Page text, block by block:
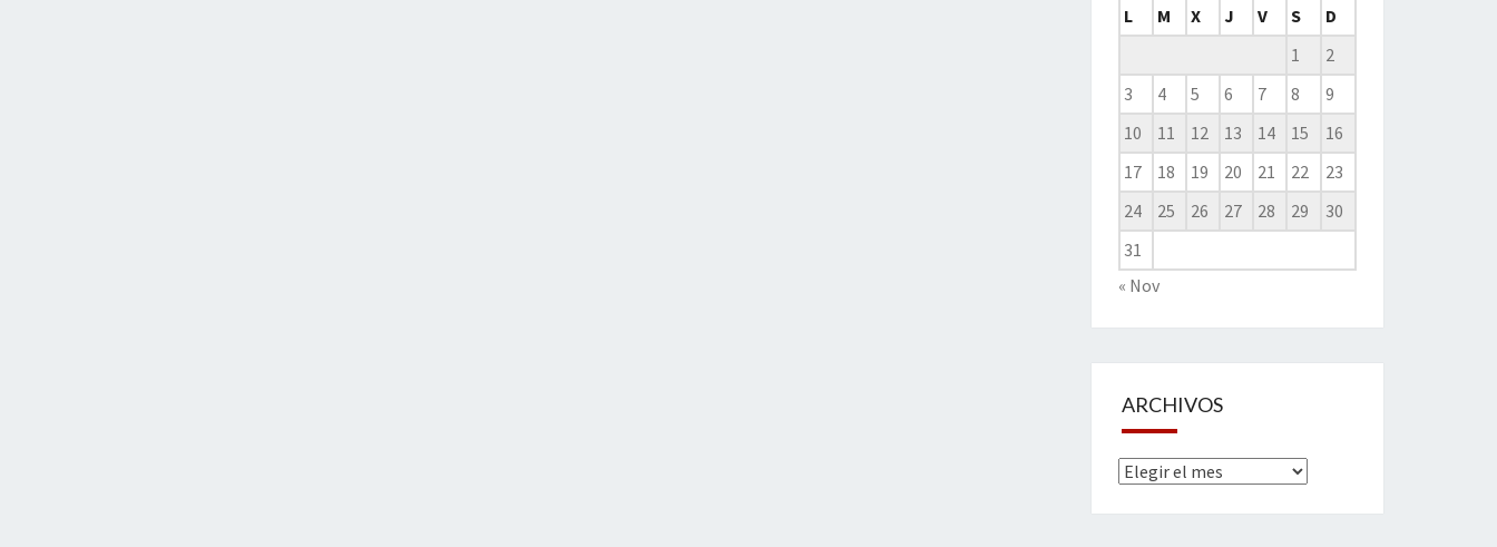
L
M X J V S
D
1
2
3
4 5 6 7 8
9
10
11 12 13 14 15
16
17
18 19 20 21 22
23
24
25 26 27 28 29
30
31
« Nov
ARCHIVOS
Archivos